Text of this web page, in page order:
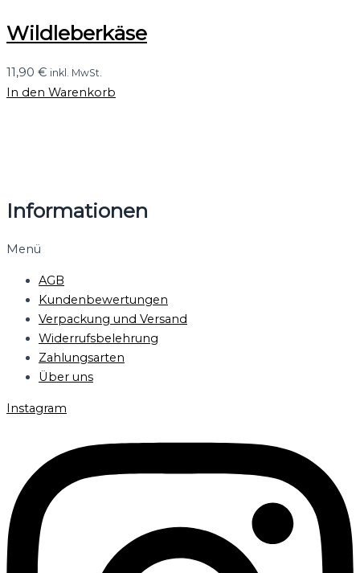
Wildleberkäse
11,90 € inkl. MwSt.
In den Warenkorb
Informationen
Menü
AGB
Kundenbewertungen
Verpackung und Versand
Widerrufsbelehrung
Zahlungsarten
Über uns
Instagram